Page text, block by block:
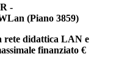
-
(Piano 3859)
rete didattica LAN e
finanziato €